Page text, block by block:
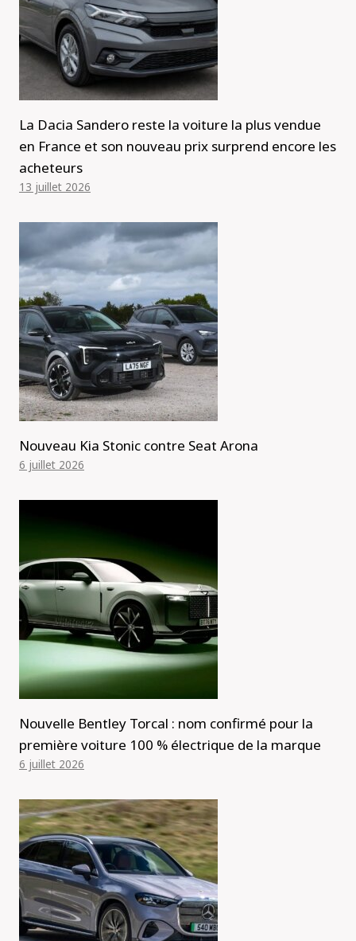
La Dacia Sandero reste la voiture la plus vendue
en France et son nouveau prix surprend encore les
acheteurs
13 juillet 2026
Nouveau Kia Stonic contre Seat Arona
6 juillet 2026
Nouvelle Bentley Torcal : nom confirmé pour la
première voiture 100 % électrique de la marque
6 juillet 2026